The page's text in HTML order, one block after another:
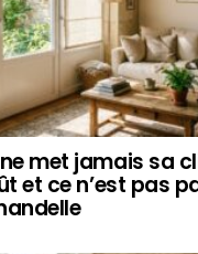
met jamais sa
et ce n’est pas